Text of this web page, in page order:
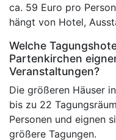
ca. 59 Euro pro
hängt von Hotel,
Welche
Partenkirchen
Veranstaltungen?
Die größeren Häuser
bis zu 22
Personen und eignen
größere Tagungen.